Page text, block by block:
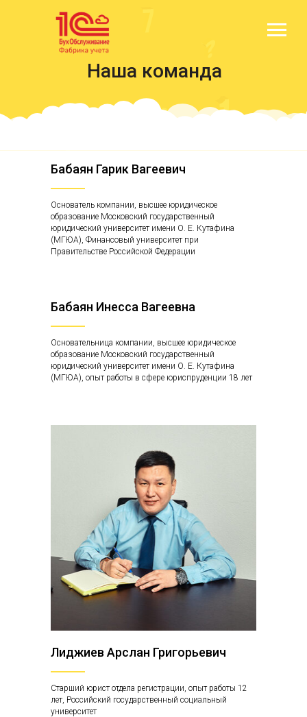
Наша команда
Бабаян Гарик Вагеевич
Основатель компании, высшее юридическое
образование Московский государственный
юридический университет имени О. Е. Кутафина
(МГЮА), Финансовый университет при
Правительстве Российской Федерации
Бабаян Инесса Вагеевна
Основательница компании, высшее юридическое
образование Московский государственный
юридический университет имени О. Е. Кутафина
(МГЮА), опыт работы в сфере юриспруденции 18 лет
Лиджиев Арслан Григорьевич
Старший юрист отдела регистрации, опыт работы 12
лет, Российский государственный социальный
университет